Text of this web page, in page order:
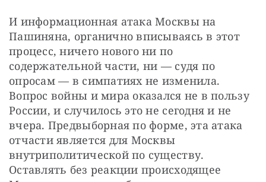
И информационная атака Москвы на
Пашиняна, органично вписываясь в этот
процесс, ничего нового ни по
содержательной части, ни — судя по
опросам — в симпатиях не изменила.
Вопрос войны и мира оказался не в пользу
России, и случилось это не сегодня и не
вчера. Предвыборная по форме, эта атака
отчасти является для Москвы
внутриполитической по существу.
Оставлять без реакции происходящее